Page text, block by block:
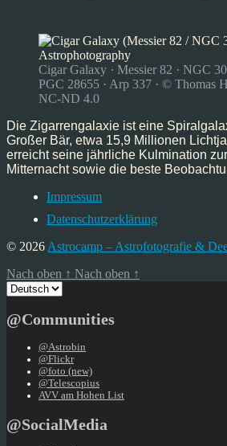
Cigar Galaxy · Messier 82 · NGC
PGC 28655 · Arp 337 · © Thomas
NC-ND 4.0
Die Zigarrengalaxie ist eine
Großer Bär, etwa 15,9 Millionen
erreicht seine jährliche Kulmination
Mitternacht sowie die beste
Impressum
Datenschutzerklärung
© 2026 Astrocamp – Astrofotografie &
Nach oben ↑ Nach oben ↑
Sprache
auswählen
@Communities
@Astrobin
@Flickr
@foto (new)
@Telescopius
AVV am Hohen List
@SocialMedia